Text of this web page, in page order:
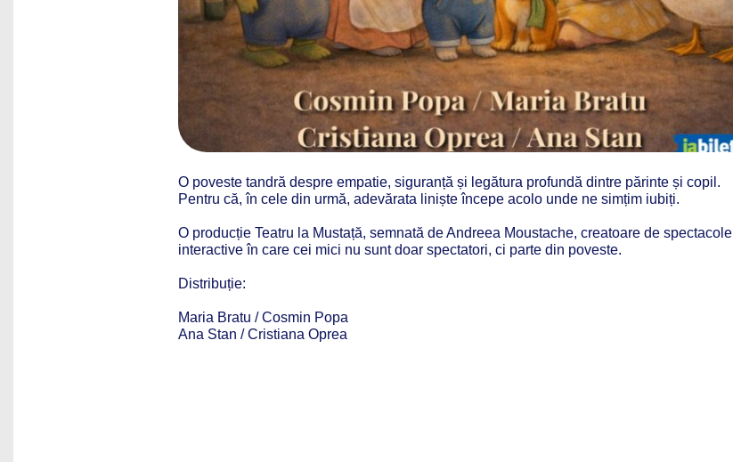
O poveste tandră despre empatie, siguranță și legătura profundă dintre părinte și copil.
Pentru că, în cele din urmă, adevărata liniște începe acolo unde ne simțim iubiți.
O producție Teatru la Mustață, semnată de Andreea Moustache, creatoare de spectacole
interactive în care cei mici nu sunt doar spectatori, ci parte din poveste.
Distribuție:
Maria Bratu / Cosmin Popa
Ana Stan / Cristiana Oprea